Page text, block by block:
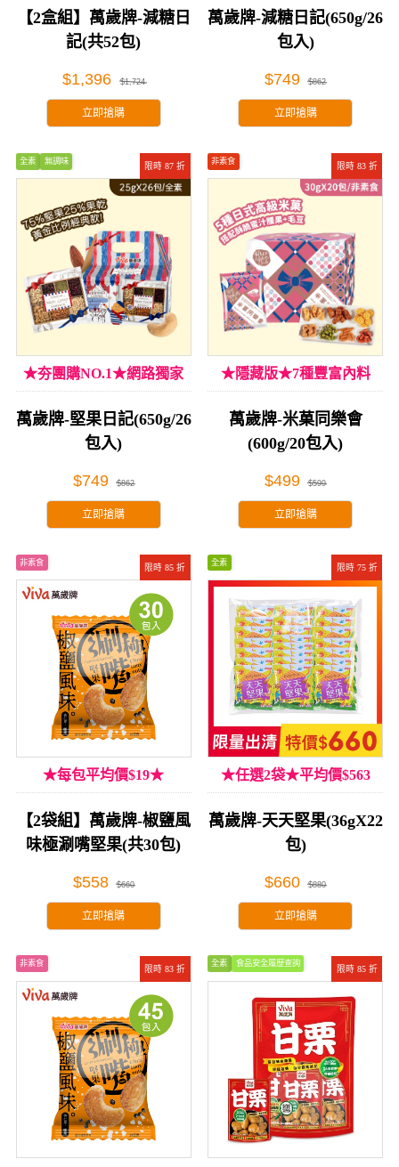
【2盒組】萬歲牌-減糖日
記(共52包)
$1,396 $1,724
立即搶購
萬歲牌-減糖日記(650g/26
包入)
$749 $862
立即搶購
限時 87 折
全素 無調味
★夯團購NO.1★網路獨家
萬歲牌-堅果日記(650g/26
包入)
$749 $862
立即搶購
限時 83 折
非素食
★隱藏版★7種豐富內料
萬歲牌-米菓同樂會
(600g/20包入)
$499 $599
立即搶購
限時 85 折
非素食
★每包平均價$19★
【2袋組】萬歲牌-椒鹽風
味極涮嘴堅果(共30包)
$558 $660
立即搶購
限時 75 折
全素
★任選2袋★平均價$563
萬歲牌-天天堅果(36gX22
包)
$660 $880
立即搶購
限時 83 折
非素食
限時 85 折
全素 食品安全履歷查詢